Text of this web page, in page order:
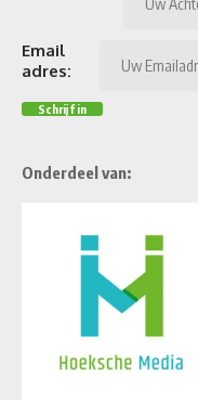
Email
adres:
Onderdeel van: